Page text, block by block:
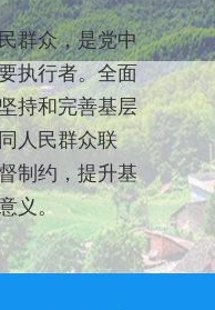
群众，是党中
执行者。全面
持和完善基层
人民群众联
制约，提升基
义。